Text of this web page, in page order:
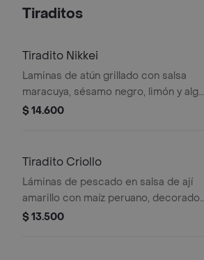
Tiraditos
Tiradito Nikkei
Laminas de atún grillado con salsa
maracuya, sésamo negro, limón y alga
nori frita.
$ 14.600
Tiradito Criollo
Láminas de pescado en salsa de ají
amarillo con maíz peruano, decorado
con lechuga y camote.
$ 13.500